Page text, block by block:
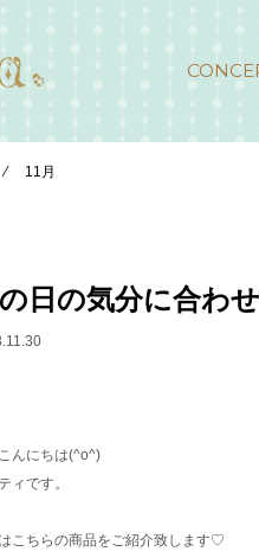
⁄ 11月
日の気分に合わ
んにちは(^o^)
ィです。
こちらの商品をご紹介致します♡